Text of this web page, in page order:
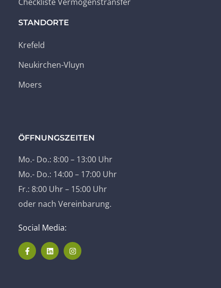
STANDORTE
Krefeld
Neukirchen-Vluyn
Moers
ÖFFNUNGSZEITEN
Mo.- Do.: 8:00 – 13:00 Uhr
Mo.- Do.: 14:00 – 17:00 Uhr
Fr.: 8:00 Uhr – 15:00 Uhr
oder nach Vereinbarung.
Social Media: